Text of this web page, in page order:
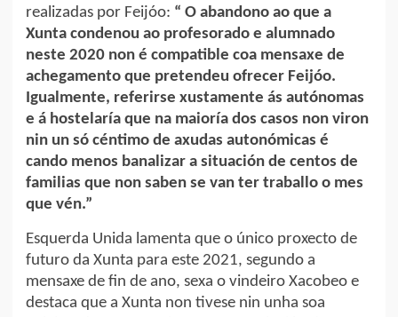
realizadas por Feijóo: “ O abandono ao que a
Xunta condenou ao profesorado e alumnado
neste 2020 non é compatible coa mensaxe de
achegamento que pretendeu ofrecer Feijóo.
Igualmente, referirse xustamente ás autónomas
e á hostelaría que na maioría dos casos non viron
nin un só céntimo de axudas autonómicas é
cando menos banalizar a situación de centos de
familias que non saben se van ter traballo o mes
que vén.”
Esquerda Unida lamenta que o único proxecto de
futuro da Xunta para este 2021, segundo a
mensaxe de fin de ano, sexa o vindeiro Xacobeo e
destaca que a Xunta non tivese nin unha soa